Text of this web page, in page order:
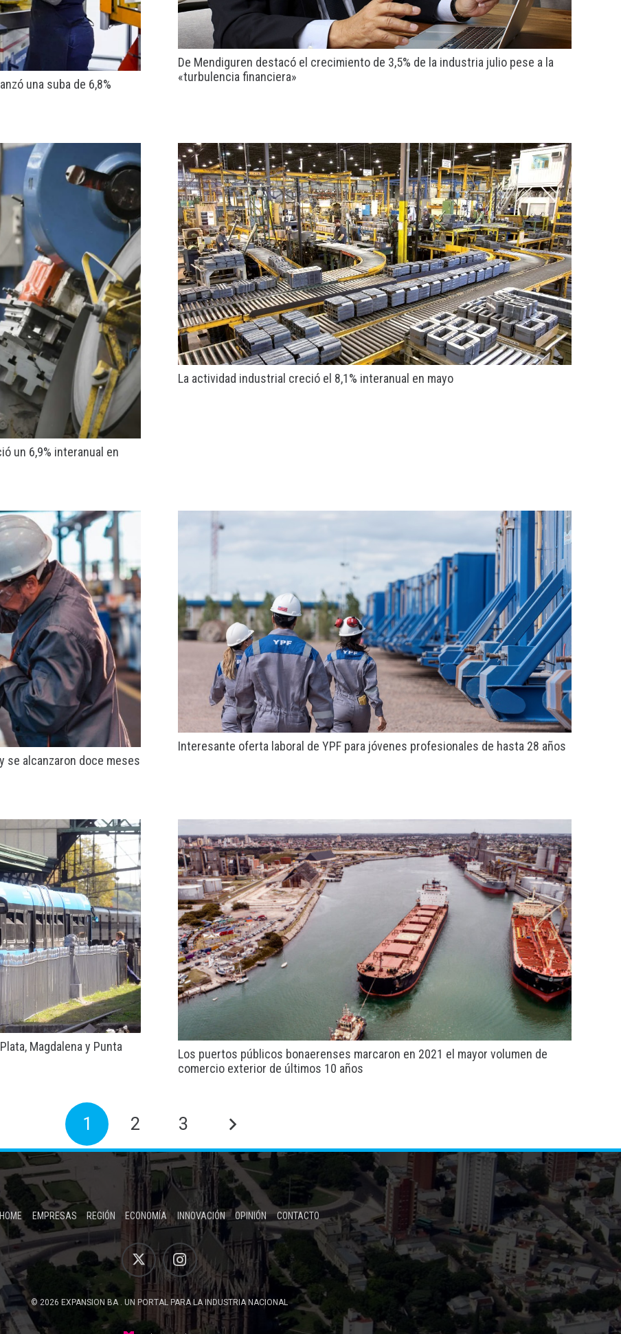
una suba de 6,8%
De Mendiguren destacó el crecimiento de 3,5% de la industria julio pese a la
«turbulencia financiera»
un 6,9% interanual en
La actividad industrial creció el 8,1% interanual en mayo
se alcanzaron doce meses
Interesante oferta laboral de YPF para jóvenes profesionales de hasta 28 años
Magdalena y Punta
Los puertos públicos bonaerenses marcaron en 2021 el mayor volumen de
comercio exterior de últimos 10 años
1 2 3
HOME EMPRESAS REGIÓN ECONOMÍA INNOVACIÓN OPINIÓN CONTACTO
© 2026 EXPANSION BA . UN PORTAL PARA LA INDUSTRIA NACIONAL